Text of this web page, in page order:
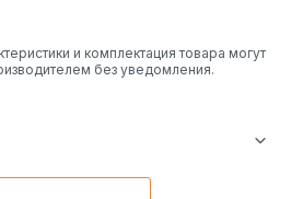
и комплектация товара могут
без уведомления.